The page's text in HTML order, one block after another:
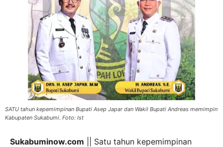
SATU tahun kepemimpinan Bupati Asep Japar dan Wakil Bupati Andreas memimpin
Kabupaten Sukabumi. Foto: Ist
Sukabuminow.com || Satu tahun kepemimpinan